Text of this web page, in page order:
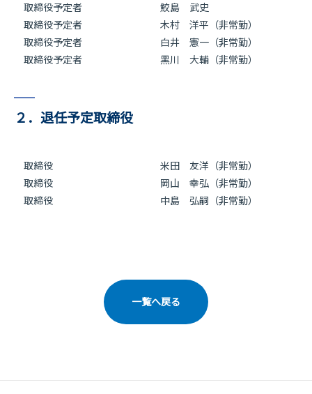
取締役予定者 鮫島 武史
取締役予定者 木村 洋平（非常勤）
取締役予定者 白井 憲一（非常勤）
取締役予定者 黑川 大輔（非常勤）
２．退任予定取締役
取締役 米田 友洋 （非常勤）
取締役 岡山 幸弘 （非常勤）
取締役 中島 弘嗣（非常勤）
一覧へ戻る